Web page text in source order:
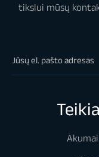
tikslui mūsų